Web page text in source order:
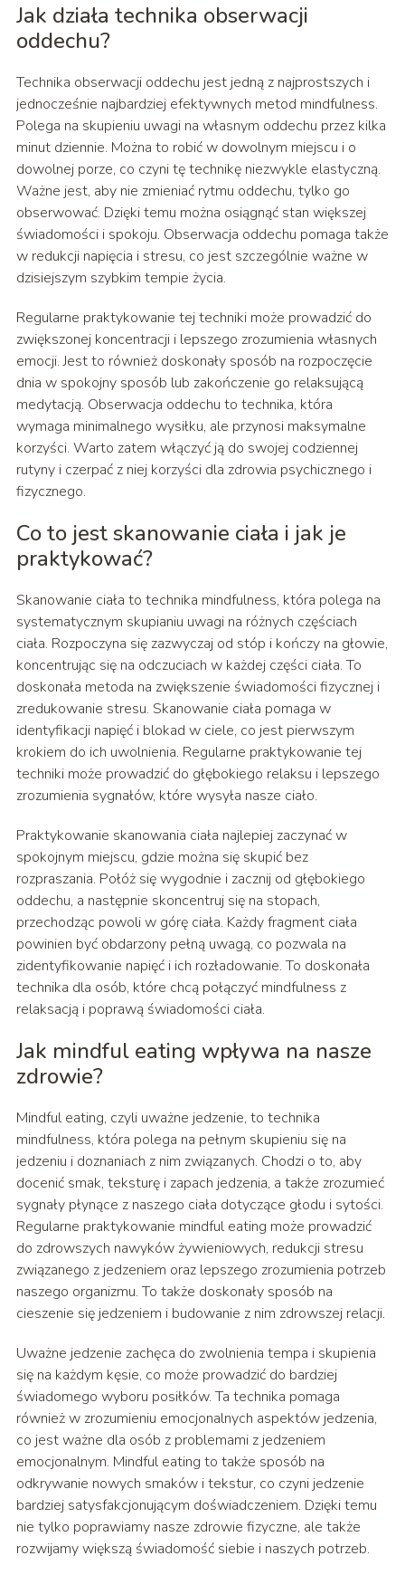
Jak działa technika obserwacji
oddechu?
Technika obserwacji oddechu jest jedną z najprostszych i
jednocześnie najbardziej efektywnych metod mindfulness.
Polega na skupieniu uwagi na własnym oddechu przez kilka
minut dziennie. Można to robić w dowolnym miejscu i o
dowolnej porze, co czyni tę technikę niezwykle elastyczną.
Ważne jest, aby nie zmieniać rytmu oddechu, tylko go
obserwować. Dzięki temu można osiągnąć stan większej
świadomości i spokoju. Obserwacja oddechu pomaga także
w redukcji napięcia i stresu, co jest szczególnie ważne w
dzisiejszym szybkim tempie życia.
Regularne praktykowanie tej techniki może prowadzić do
zwiększonej koncentracji i lepszego zrozumienia własnych
emocji. Jest to również doskonały sposób na rozpoczęcie
dnia w spokojny sposób lub zakończenie go relaksującą
medytacją. Obserwacja oddechu to technika, która
wymaga minimalnego wysiłku, ale przynosi maksymalne
korzyści. Warto zatem włączyć ją do swojej codziennej
rutyny i czerpać z niej korzyści dla zdrowia psychicznego i
fizycznego.
Co to jest skanowanie ciała i jak je
praktykować?
Skanowanie ciała to technika mindfulness, która polega na
systematycznym skupianiu uwagi na różnych częściach
ciała. Rozpoczyna się zazwyczaj od stóp i kończy na głowie,
koncentrując się na odczuciach w każdej części ciała. To
doskonała metoda na zwiększenie świadomości fizycznej i
zredukowanie stresu. Skanowanie ciała pomaga w
identyfikacji napięć i blokad w ciele, co jest pierwszym
krokiem do ich uwolnienia. Regularne praktykowanie tej
techniki może prowadzić do głębokiego relaksu i lepszego
zrozumienia sygnałów, które wysyła nasze ciało.
Praktykowanie skanowania ciała najlepiej zaczynać w
spokojnym miejscu, gdzie można się skupić bez
rozpraszania. Połóż się wygodnie i zacznij od głębokiego
oddechu, a następnie skoncentruj się na stopach,
przechodząc powoli w górę ciała. Każdy fragment ciała
powinien być obdarzony pełną uwagą, co pozwala na
zidentyfikowanie napięć i ich rozładowanie. To doskonała
technika dla osób, które chcą połączyć mindfulness z
relaksacją i poprawą świadomości ciała.
Jak mindful eating wpływa na nasze
zdrowie?
Mindful eating, czyli uważne jedzenie, to technika
mindfulness, która polega na pełnym skupieniu się na
jedzeniu i doznaniach z nim związanych. Chodzi o to, aby
docenić smak, teksturę i zapach jedzenia, a także zrozumieć
sygnały płynące z naszego ciała dotyczące głodu i sytości.
Regularne praktykowanie mindful eating może prowadzić
do zdrowszych nawyków żywieniowych, redukcji stresu
związanego z jedzeniem oraz lepszego zrozumienia potrzeb
naszego organizmu. To także doskonały sposób na
cieszenie się jedzeniem i budowanie z nim zdrowszej relacji.
Uważne jedzenie zachęca do zwolnienia tempa i skupienia
się na każdym kęsie, co może prowadzić do bardziej
świadomego wyboru posiłków. Ta technika pomaga
również w zrozumieniu emocjonalnych aspektów jedzenia,
co jest ważne dla osób z problemami z jedzeniem
emocjonalnym. Mindful eating to także sposób na
odkrywanie nowych smaków i tekstur, co czyni jedzenie
bardziej satysfakcjonującym doświadczeniem. Dzięki temu
nie tylko poprawiamy nasze zdrowie fizyczne, ale także
rozwijamy większą świadomość siebie i naszych potrzeb.